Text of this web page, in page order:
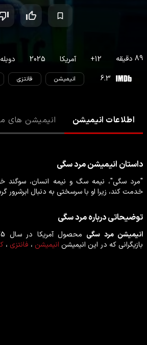
89 دقیقه 12
+ آمریکا 2025
6.3
انیمیشن فانتزی
اطلاعات انیمیشن انیمیشن های مشابه
داستان انیمیشنمرد سگی
"مرد سگی"، نیمه سگ و نیمه انسان،
خدمت کند، زیرا او با سرسختی به دنبال ابرشرور
توضیحاتی دربارهمرد سگی
انیمیشنمرد سگی محصول آمریکا در سال
بازیگرانی که در این انیمیشن انیمیشن ، فانتزی ،